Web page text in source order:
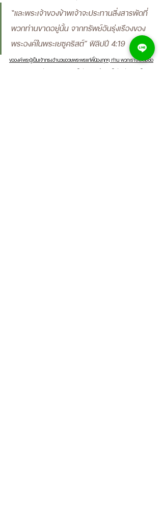
“และพระเจ้าของข้าพเจ้าจะประทานสิ่งสารพัดที่
พวกท่านขาดอยู่นั้น จากทรัพย์อันรุ่งเรืองของ
พระองค์ในพระเยซูคริสต์” ฟิลิปปี 4:19
ขอองค์พระผู้เป็นเจ้าทรงอำนวยอวยพระพรแก่พี่น้องทุกๆ ท่าน พวกเราจะสัตย์ซื่อ
ในการถวาย ในการรับใช้พระองค์
การเป็นนักถวายคือการเป็นนักนมัสการ เป็นผู้